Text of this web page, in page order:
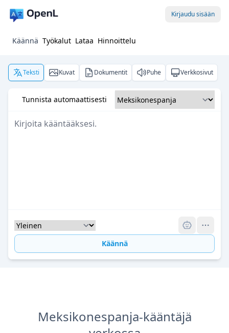
Kirjaudu sisään
Käännä Työkalut Lataa Hinnoittelu
Teksti Kuvat Dokumentit Puhe Verkkosivut
Tunnista automaattisesti
Käännä
Meksikonespanja-kääntäjä